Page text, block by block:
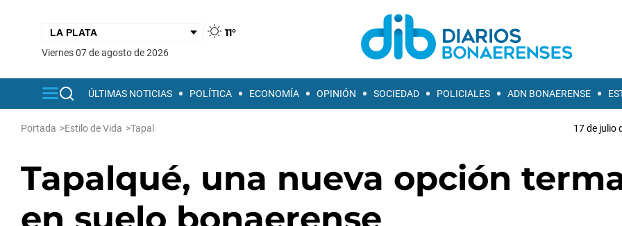
11°
viernes 07 de agosto de 2026
ÚLTIMAS NOTICIAS POLÍTICA ECONOMÍA OPINIÓN SOCIEDAD POLICIALES ADN BONAERENSE
Portada >Estilo de Vida >Tapal 17 de julio
Tapalqué, una nueva opción